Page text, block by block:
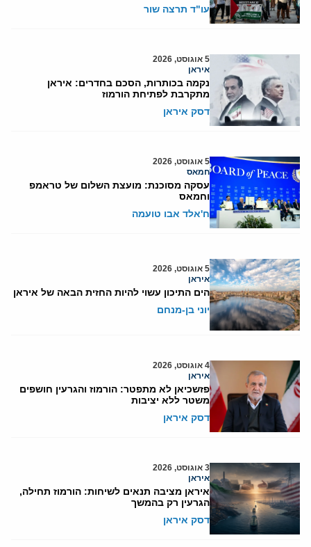
עו"ד תרצה שור
5 אוגוסט, 2026
איראן
נקמה בכותרות, הסכם בחדרים: איראן
מתקרבת לפתיחת הורמוז
דסק איראן
5 אוגוסט, 2026
חמאס
עסקה מסוכנת: מועצת השלום של טראמפ
וחמאס
ח'אלד אבו טועמה
5 אוגוסט, 2026
איראן
הים התיכון עשוי להיות החזית הבאה של איראן
יוני בן-מנחם
4 אוגוסט, 2026
איראן
פזשכיאן לא מתפטר: הורמוז והגרעין חושפים
משטר ללא יציבות
דסק איראן
3 אוגוסט, 2026
איראן
איראן מציבה תנאים לשיחות: הורמוז תחילה,
הגרעין רק בהמשך
דסק איראן